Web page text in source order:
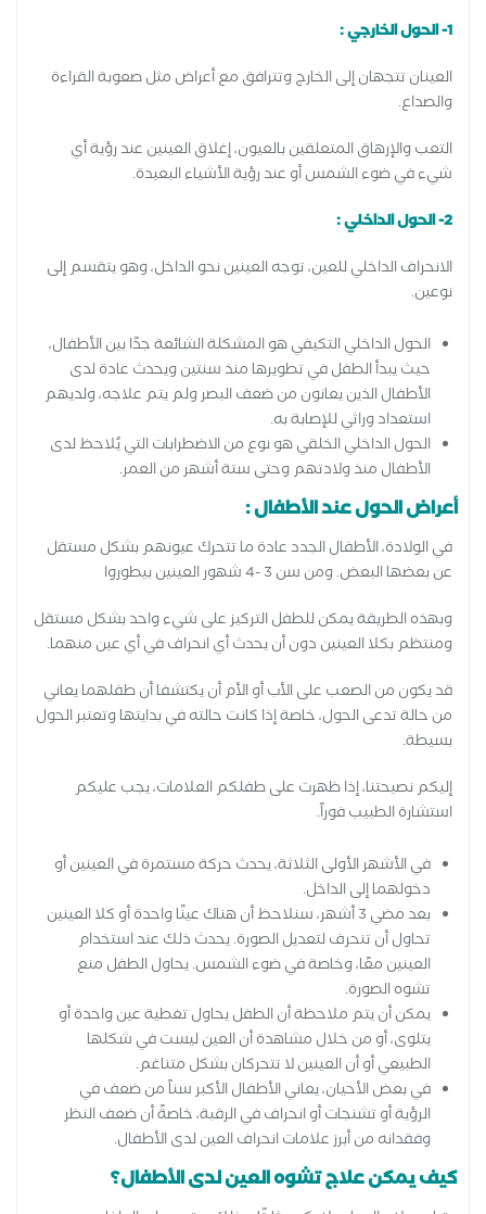
1- الحول الخارجي :
العينان تتجهان إلى الخارج وتترافق مع أعراض مثل صعوبة القراءة
والصداع.
التعب والإرهاق المتعلقين بالعيون، إغلاق العينين عند رؤية أي
شيء في ضوء الشمس أو عند رؤية الأشياء البعيدة.
2- الحول الداخلي :
الانحراف الداخلي للعين، توجه العينين نحو الداخل، وهو يتقسم إلى
نوعين.
الحول الداخلي التكيفي هو المشكلة الشائعة جدًا بين الأطفال،
حيث يبدأ الطفل في تطويرها منذ سنتين ويحدث عادة لدى
الأطفال الذين يعانون من ضعف البصر ولم يتم علاجه، ولديهم
استعداد وراثي للإصابة به.
الحول الداخلي الخلقي هو نوع من الاضطرابات التي يُلاحظ لدى
الأطفال منذ ولادتهم وحتى ستة أشهر من العمر.
أعراض الحول عند الأطفال :
في الولادة، الأطفال الجدد عادة ما تتحرك عيونهم بشكل مستقل
عن بعضها البعض. ومن سن 3 -4 شهور العينين بيطوروا
وبهذه الطريقة يمكن للطفل التركيز على شيء واحد بشكل مستقل
ومنتظم بكلا العينين دون أن يحدث أي انحراف في أي عين منهما.
قد يكون من الصعب على الأب أو الأم أن يكتشفا أن طفلهما يعاني
من حالة تدعى الحول، خاصة إذا كانت حالته في بدايتها وتعتبر الحول
بسيطة.
إليكم نصيحتنا، إذا ظهرت على طفلكم العلامات، يجب عليكم
استشارة الطبيب فوراً.
في الأشهر الأولى الثلاثة، يحدث حركة مستمرة في العينين أو
دخولهما إلى الداخل.
بعد مضي 3 أشهر، سنلاحظ أن هناك عينًا واحدة أو كلا العينين
تحاول أن تنحرف لتعديل الصورة. يحدث ذلك عند استخدام
العينين معًا، وخاصة في ضوء الشمس. يحاول الطفل منع
تشوه الصورة.
يمكن أن يتم ملاحظة أن الطفل يحاول تغطية عين واحدة أو
يتلوى، أو من خلال مشاهدة أن العين ليست في شكلها
الطبيعي أو أن العينين لا تتحركان بشكل متناغم.
في بعض الأحيان، يعاني الأطفال الأكبر سناً من ضعف في
الرؤية أو تشنجات أو انحراف في الرقبة، خاصةً أن ضعف النظر
وفقدانه من أبرز علامات انحراف العين لدى الأطفال.
كيف يمكن علاج تشوه العين لدى الأطفال؟